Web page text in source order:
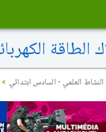
النشاط العلمي - السادس ابتدائي